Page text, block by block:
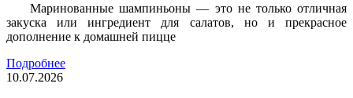
Маринованные шампиньоны — это не только отличная
закуска или ингредиент для салатов, но и прекрасное
дополнение к домашней пицце
Подробнее
10.07.2026